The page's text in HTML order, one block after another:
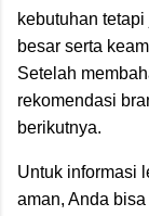
kebutuhan
besar serta
Setelah
rekomendasi
berikutnya.
Untuk informasi
aman, Anda